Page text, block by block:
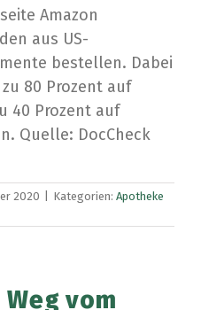
Amazon
aus US-
bestellen. Dabei
80 Prozent auf
40 Prozent auf
Quelle: DocCheck
2020 Kategorien: Apotheke
vom